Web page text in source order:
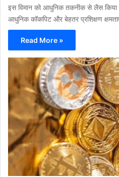
इस विमान को आधुनिक तकनीक से लैस किया
आधुनिक कॉकपिट और बेहतर प्रशिक्षण
Read More »